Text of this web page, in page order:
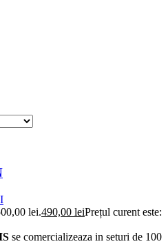
lei.490,00 leiPrețul curent este:
se comercializeaza in seturi de 100